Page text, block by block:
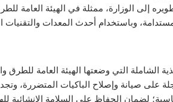
إلى الوزارة، ممثلة في الهيئة العامة
وباستخدام أحدث المعدات والتقنيات
الشاملة التي وضعتها الهيئة العامة
على صيانة وإصلاح الباكيات المتضررة،
لضمان الحفاظ على السلامة الإنشائية